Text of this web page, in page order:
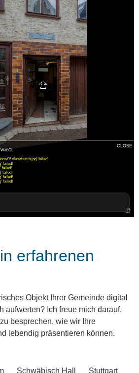
erfahrenen
Objekt Ihrer Gemeinde digital
aufwerten? Ich freue mich darauf,
besprechen, wie wir Ihre
lebendig präsentieren können.
Schwäbisch Hall Stuttgart